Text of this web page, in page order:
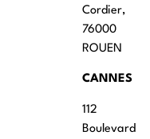
Cordier,
76000
ROUEN
CANNES
112
Boulevard